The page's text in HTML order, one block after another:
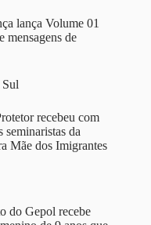
lança Volume 01
mensagens de
recebeu com
seminaristas da
Mãe dos Imigrantes
do Gepol recebe